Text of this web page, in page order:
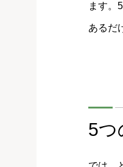
ます。
あるだ
5つ